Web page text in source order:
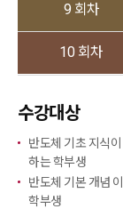
9 회차
10 회차
수강대상
반도체 기초 지식
하는 학부생
반도체 기본 개념
학부생